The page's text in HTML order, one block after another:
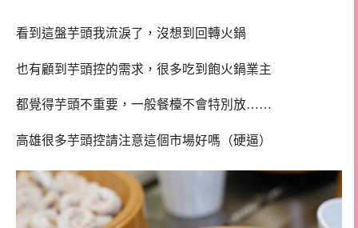
看到這盤芋頭我流淚了，沒想到回轉火鍋
也有顧到芋頭控的需求，很多吃到飽火鍋業主
都覺得芋頭不重要，一般餐檯不會特別放……
高雄很多芋頭控請注意這個市場好嗎（硬逼）